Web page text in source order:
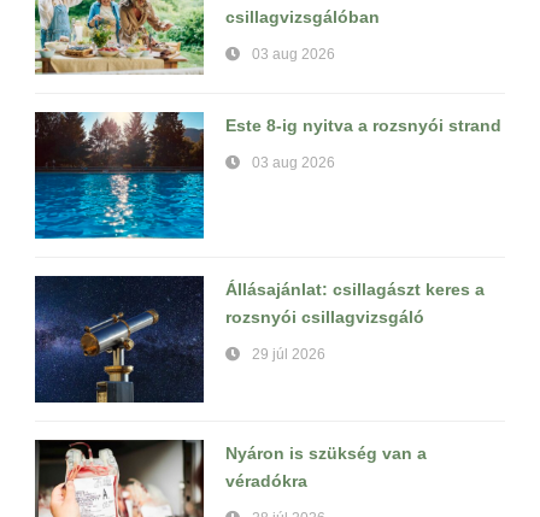
csillagvizsgálóban
03 aug 2026
Este 8-ig nyitva a rozsnyói strand
03 aug 2026
Állásajánlat: csillagászt keres a
rozsnyói csillagvizsgáló
29 júl 2026
Nyáron is szükség van a
véradókra